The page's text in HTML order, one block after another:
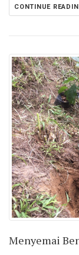
CONTINUE
Menyemai